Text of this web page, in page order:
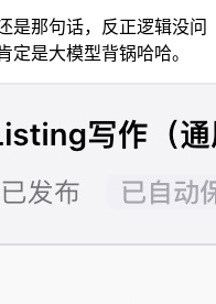
是那句话，反正逻辑没问
定是大模型背锅哈哈。